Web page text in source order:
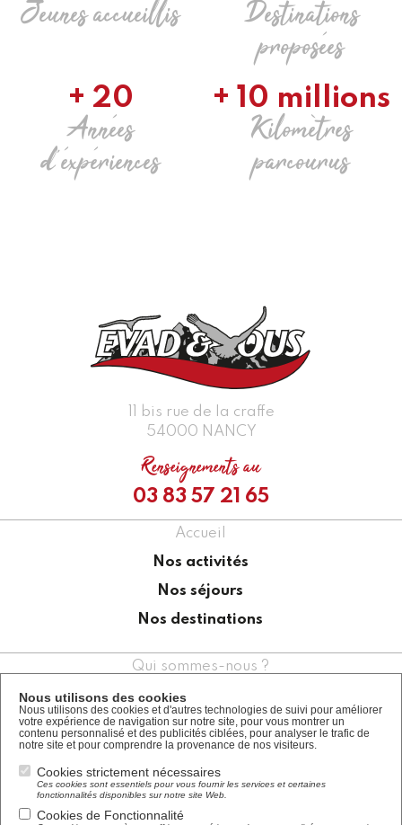
+ 25 000 + 30
Destinations
proposées
+ 20
Années
+ 10 millions
Kilomètres
54000 NANCY
Renseignements au
03 83 57 21 65
Nos activités
Nos destinations
Qui sommes-nous ?
Nos garanties
Demandez un devis
Nous utilisons des cookies
Nous utilisons des cookies et d'autres technologies de suivi pour améliorer
votre expérience de navigation sur notre site, pour vous montrer un
contenu personnalisé et des publicités ciblées, pour analyser le trafic de
notre site et pour comprendre la provenance de nos visiteurs.
Cookies strictement nécessaires
Ces cookies sont essentiels pour vous fournir les services et certaines
fonctionnalités disponibles sur notre site Web.
Cookies de Fonctionnalité